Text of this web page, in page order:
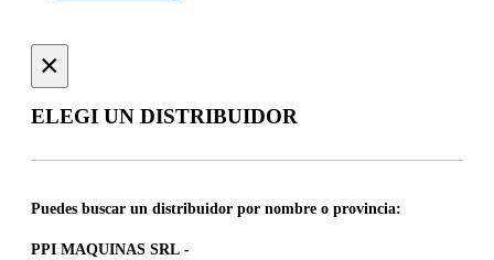
×
ELEGI UN DISTRIBUIDOR
Puedes buscar un distribuidor por nombre o provincia:
PPI MAQUINAS SRL -